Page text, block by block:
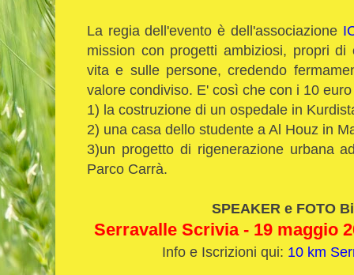
La regia dell'evento è dell'associazione
mission con progetti ambiziosi, propri
vita e sulle persone, credendo
valore condiviso. E' così che con i 10
1) la costruzione di un ospedale in
2) una casa dello studente a Al Houz in
3)un progetto di rigenerazione urbana
Parco Carrà.
SPEAKER e FOTO
Serravalle Scrivia - 19 maggio
Info e Iscrizioni qui: 10 km